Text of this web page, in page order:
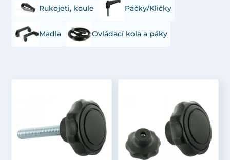
Rukojeti, koule Páčky/Kličky
Madla Ovládací kola a páky